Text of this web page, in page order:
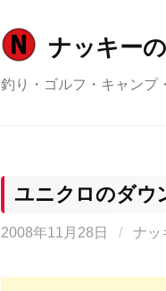
ナッキー
釣り・ゴルフ・キャンプ
ユニクロのダウ
2008年11月28日 / ナッ